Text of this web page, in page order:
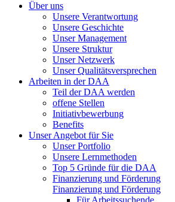
Über uns
Unsere Verantwortung
Unsere Geschichte
Unser Management
Unsere Struktur
Unser Netzwerk
Unser Qualitätsversprechen
Arbeiten in der DAA
Teil der DAA werden
offene Stellen
Initiativbewerbung
Benefits
Unser Angebot für Sie
Unser Portfolio
Unsere Lernmethoden
Top 5 Gründe für die DAA
Finanzierung und Förderung
Finanzierung und Förderung
Für Arbeitssuchende